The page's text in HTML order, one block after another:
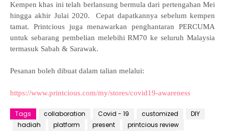
Kempen khas ini telah berlansung bermula dari pertengahan Mei
hingga akhir Julai 2020. Cepat dapatkannya sebelum kempen
tamat. Printcious juga menawarkan penghantaran PERCUMA
untuk sebarang pembelian melebihi RM70 ke seluruh Malaysia
termasuk Sabah & Sarawak.
Pesanan boleh dibuat dalam talian melalui:
https://www.printcious.com/my/stores/covid19-awareness
Tags collaboration Covid - 19 customized
DIY
hadiah
platform present
printcious review